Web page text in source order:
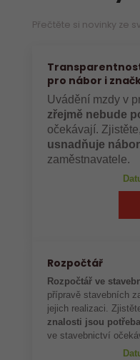
Přečtěte si novinky ze
pro nábor i
Uvádění mzdy v
zřejmě nebude
očekávají.
usnadňuje
zaměstnavatele.
Rozpočtář
Rozpočtář ve
přípravě stavebních
jejich realizaci.
znalosti jsou
ve stavebnictví